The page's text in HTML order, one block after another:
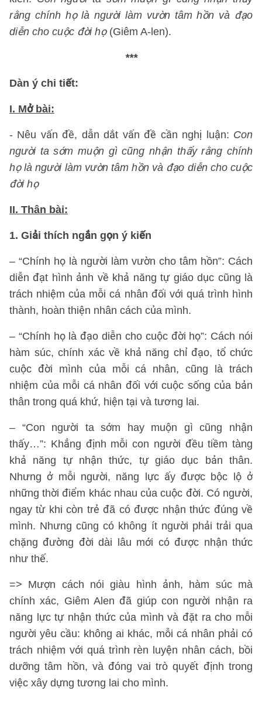
rằng chính họ là người làm vườn tâm hồn và đạo
diễn cho cuộc đời họ(Giêm A-len).
***
Dàn ý chi tiết:
I. Mở bài:
- Nêu vấn đề, dẫn dắt vấn đề cần nghị luận: Con
người ta sớm muộn gì cũng nhận thấy rằng chính
họ là người làm vườn tâm hồn và đạo diễn cho cuộc
đời họ
II. Thân bài:
1. Giải thích ngắn gọn ý kiến
– “Chính họ là người làm vườn cho tâm hồn”: Cách
diễn đạt hình ảnh về khả năng tự giáo dục cũng là
trách nhiệm của mỗi cá nhân đối với quá trình hình
thành, hoàn thiện nhân cách của mình.
– “Chính họ là đạo diễn cho cuộc đời họ”: Cách nói
hàm súc, chính xác về khả năng chỉ đạo, tổ chức
cuộc đời mình của mỗi cá nhân, cũng là trách
nhiệm của mỗi cá nhân đối với cuộc sống của bản
thân trong quá khứ, hiện tại và tương lai.
– “Con người ta sớm hay muộn gì cũng nhận
thấy…”: Khẳng định mỗi con người đều tiềm tàng
khả năng tự nhận thức, tự giáo dục bản thân.
Nhưng ở mỗi người, năng lực ấy được bộc lộ ở
những thời điểm khác nhau của cuộc đời. Có người,
ngay từ khi còn trẻ đã có được nhận thức đúng về
mình. Nhưng cũng có không ít người phải trải qua
chặng đường đời dài lâu mới có được nhận thức
như thế.
=> Mượn cách nói giàu hình ảnh, hàm súc mà
chính xác, Giêm Alen đã giúp con người nhận ra
năng lực tự nhận thức của mình và đặt ra cho mỗi
người yêu cầu: không ai khác, mỗi cá nhân phải có
trách nhiệm với quá trình rèn luyện nhân cách, bồi
dưỡng tâm hồn, và đóng vai trò quyết định trong
việc xây dựng tương lai cho mình.